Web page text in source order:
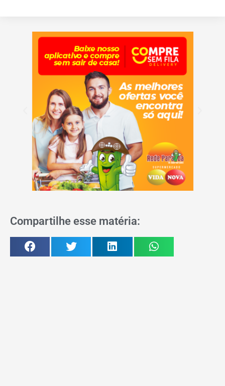
Compartilhe esse matéria: